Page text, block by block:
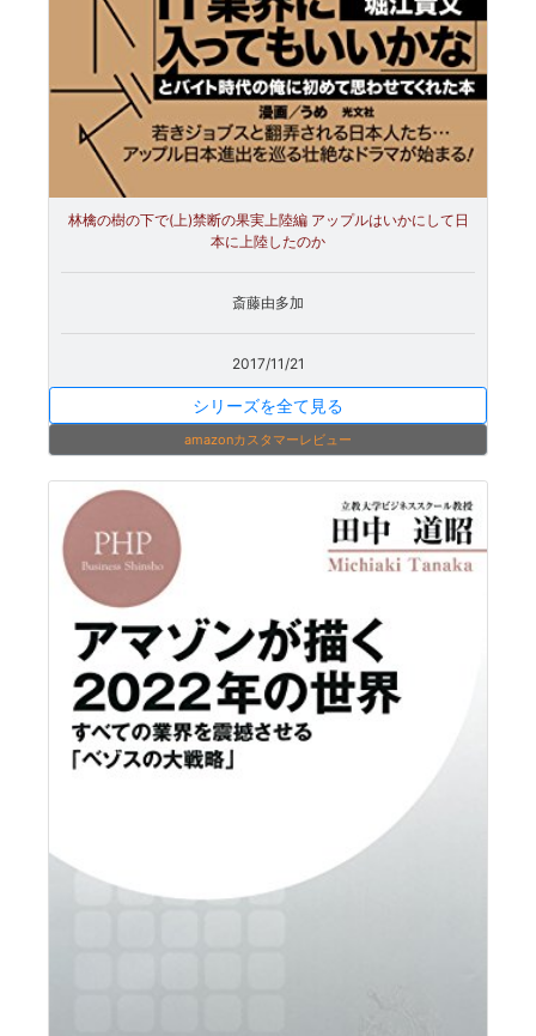
林檎の樹の下で(上)禁断の果実上陸編 アップルはいかにして日
本に上陸したのか
斎藤由多加
2017/11/21
シリーズを全て見る
amazonカスタマーレビュー